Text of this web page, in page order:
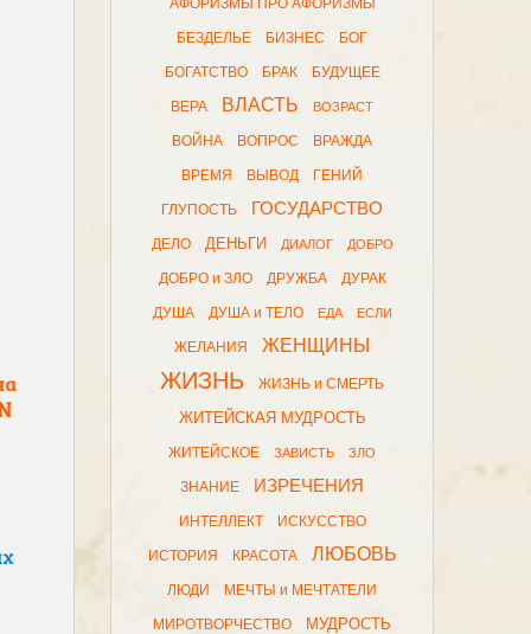
АФОРИЗМЫ ПРО АФОРИЗМЫ
БЕЗДЕЛЬЕ БИЗНЕС БОГ
БОГАТСТВО БРАК БУДУЩЕЕ
ВЕРА ВЛАСТЬ ВОЗРАСТ
ВОЙНА ВОПРОС ВРАЖДА
ВРЕМЯ ВЫВОД ГЕНИЙ
ГЛУПОСТЬ ГОСУДАРСТВО
ДЕЛО ДЕНЬГИ ДИАЛОГ ДОБРО
ДОБРО и ЗЛО ДРУЖБА ДУРАК
ДУША ДУША и ТЕЛО ЕДА ЕСЛИ
ЖЕЛАНИЯ ЖЕНЩИНЫ
ЖИЗНЬ ЖИЗНЬ и СМЕРТЬ
ЖИТЕЙСКАЯ МУДРОСТЬ
ЖИТЕЙСКОЕ ЗАВИСТЬ ЗЛО
ЗНАНИЕ ИЗРЕЧЕНИЯ
ИНТЕЛЛЕКТ ИСКУССТВО
ИСТОРИЯ КРАСОТА ЛЮБОВЬ
ЛЮДИ МЕЧТЫ и МЕЧТАТЕЛИ
МИРОТВОРЧЕСТВО МУДРОСТЬ